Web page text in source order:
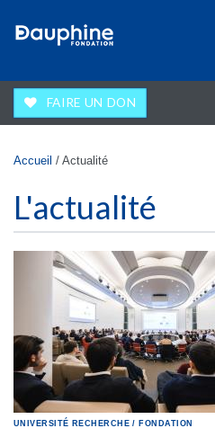
FAIRE UN DON
Vous êtes ici
Accueil / Actualité
L'actualité
UNIVERSITÉ RECHERCHE / FONDATION